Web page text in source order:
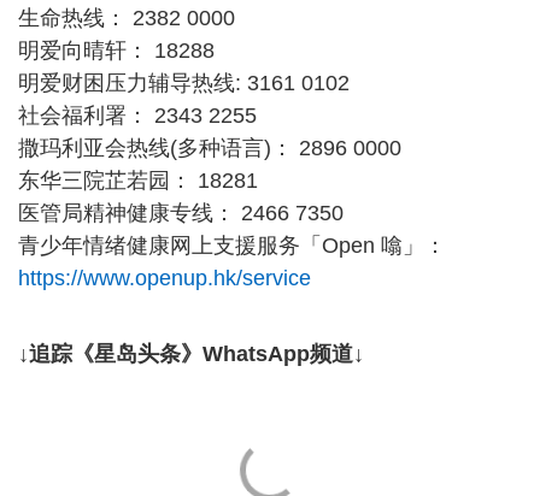
生命热线： 2382 0000
明爱向晴轩： 18288
明爱财困压力辅导热线: 3161 0102
社会福利署： 2343 2255
撒玛利亚会热线(多种语言)： 2896 0000
东华三院芷若园： 18281
医管局精神健康专线： 2466 7350
青少年情绪健康网上支援服务「Open 噏」：
https://www.openup.hk/service
↓追踪《星岛头条》WhatsApp频道↓